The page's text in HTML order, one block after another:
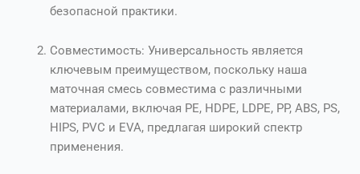
безопасной практики.
Совместимость: Универсальность является
ключевым преимуществом, поскольку наша
маточная смесь совместима с различными
материалами, включая PE, HDPE, LDPE, PP, ABS, PS,
HIPS, PVC и EVA, предлагая широкий спектр
применения.